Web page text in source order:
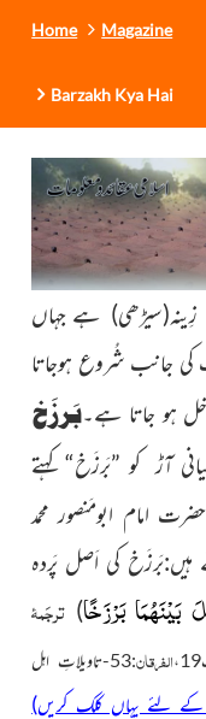
Home Magazine
Barzakh Kya Hai
(سیڑھی) ہے جہاں
جانب شُروع ہوجاتا
ہو جاتا ہے۔بَرزَخ
آڑ کو ”بَرزَخ“ کہتے
حضرت امام ابومَنصور محمد
ہیں:بَرزَخ کی اَصل پَردہ
بَرْزَخًا) ترجَمۂ
الفرقان
:53-تاویلاتِ اہل
لئے یہاں کلک کریں)